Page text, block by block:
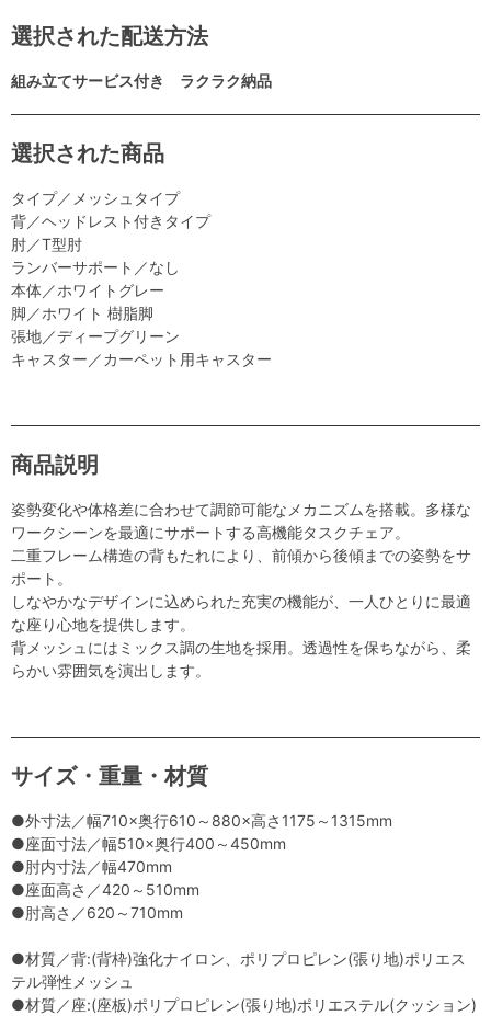
選択された配送方法
組み立てサービス付き ラクラク納品
選択された商品
タイプ／メッシュタイプ
背／ヘッドレスト付きタイプ
肘／T型肘
ランバーサポート／なし
本体／ホワイトグレー
脚／ホワイト 樹脂脚
張地／ディープグリーン
キャスター／カーペット用キャスター
商品説明
姿勢変化や体格差に合わせて調節可能なメカニズムを搭載。多様な
ワークシーンを最適にサポートする高機能タスクチェア。
二重フレーム構造の背もたれにより、前傾から後傾までの姿勢をサ
ポート。
しなやかなデザインに込められた充実の機能が、一人ひとりに最適
な座り心地を提供します。
背メッシュにはミックス調の生地を採用。透過性を保ちながら、柔
らかい雰囲気を演出します。
サイズ・重量・材質
●外寸法／幅710×奥行610～880×高さ1175～1315mm
●座面寸法／幅510×奥行400～450mm
●肘内寸法／幅470mm
●座面高さ／420～510mm
●肘高さ／620～710mm
●材質／背:(背枠)強化ナイロン、ポリプロピレン(張り地)ポリエス
テル弾性メッシュ
●材質／座:(座板)ポリプロピレン(張り地)ポリエステル(クッション)